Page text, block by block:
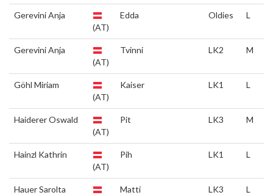
Gerevini Anja
(AT)
Edda Oldies L
Gerevini Anja
(AT)
Tvinni LK2 M
Göhl Miriam
(AT)
Kaiser LK1 L
Haiderer Oswald
(AT)
Pit LK3 M
Hainzl Kathrin
(AT)
Pih LK1 L
Hauer Sarolta
Matti LK3 L